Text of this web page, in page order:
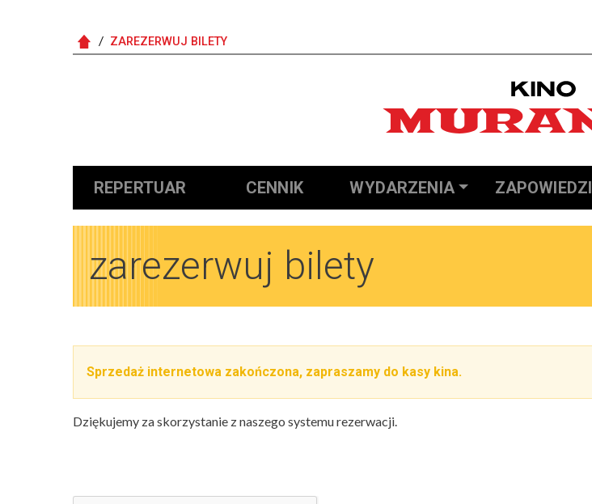
ZAREZERWUJ BILETY
Główna nawigacja
REPERTUAR CENNIK WYDARZENIA ZAPOWIEDZI
zarezerwuj bilety
Sprzedaż internetowa zakończona, zapraszamy do kasy kina.
Dziękujemy za skorzystanie z naszego systemu rezerwacji.